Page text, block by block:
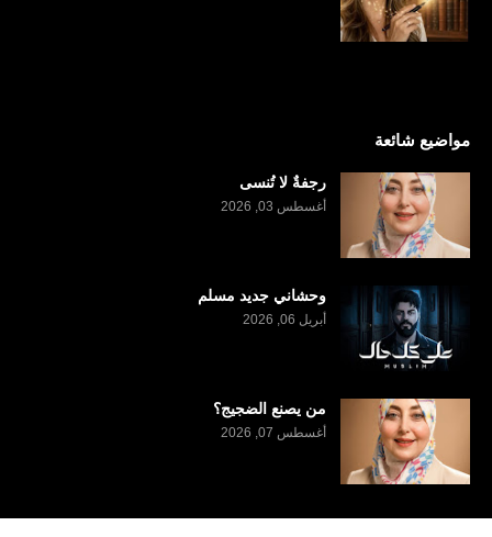
مواضيع شائعة
رجفةٌ لا تُنسى
أغسطس 03, 2026
وحشاني جديد مسلم
أبريل 06, 2026
من يصنع الضجيج؟
أغسطس 07, 2026